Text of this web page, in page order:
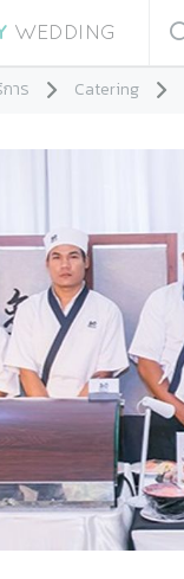
าร Catering